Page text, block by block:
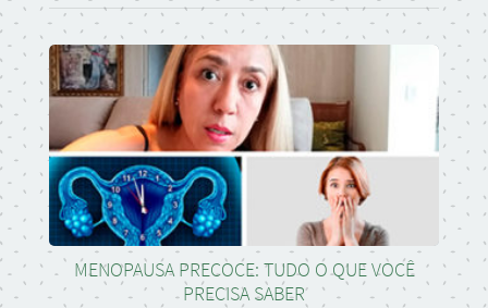
MENOPAUSA PRECOCE: TUDO O QUE VOCÊ
PRECISA SABER